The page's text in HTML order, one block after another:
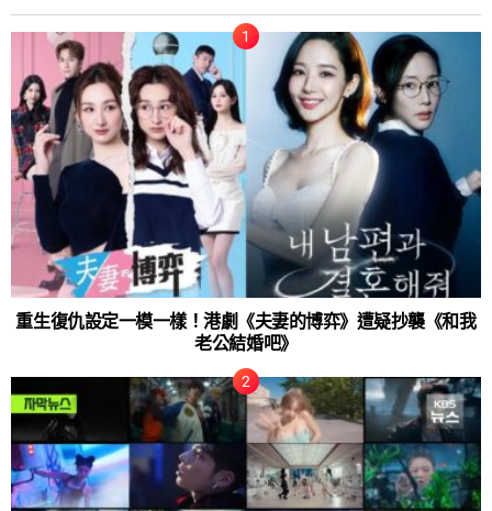
重生復仇設定一模一樣！港劇《夫妻的博弈》遭疑抄襲《和我
老公結婚吧》